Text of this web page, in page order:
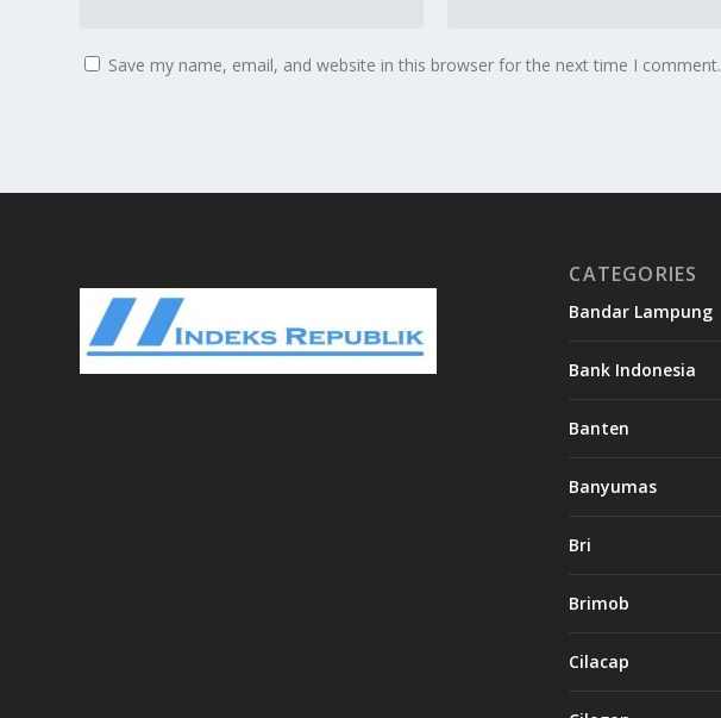
Save my name, email, and website in this browser for the next time I comment.
CATEGORIES
Bandar Lampung
Bank Indonesia
Banten
Banyumas
Bri
Brimob
Cilacap